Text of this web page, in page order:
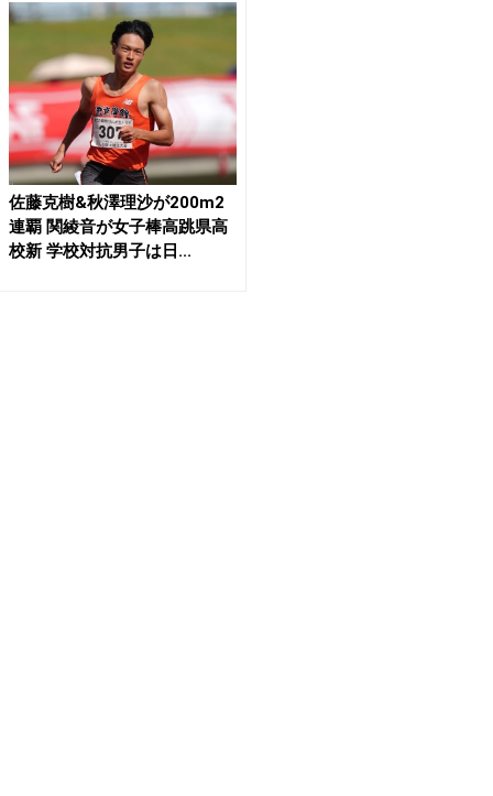
佐藤克樹&秋澤理沙が200m2
連覇 関綾音が女子棒高跳県高
校新 学校対抗男子は日...